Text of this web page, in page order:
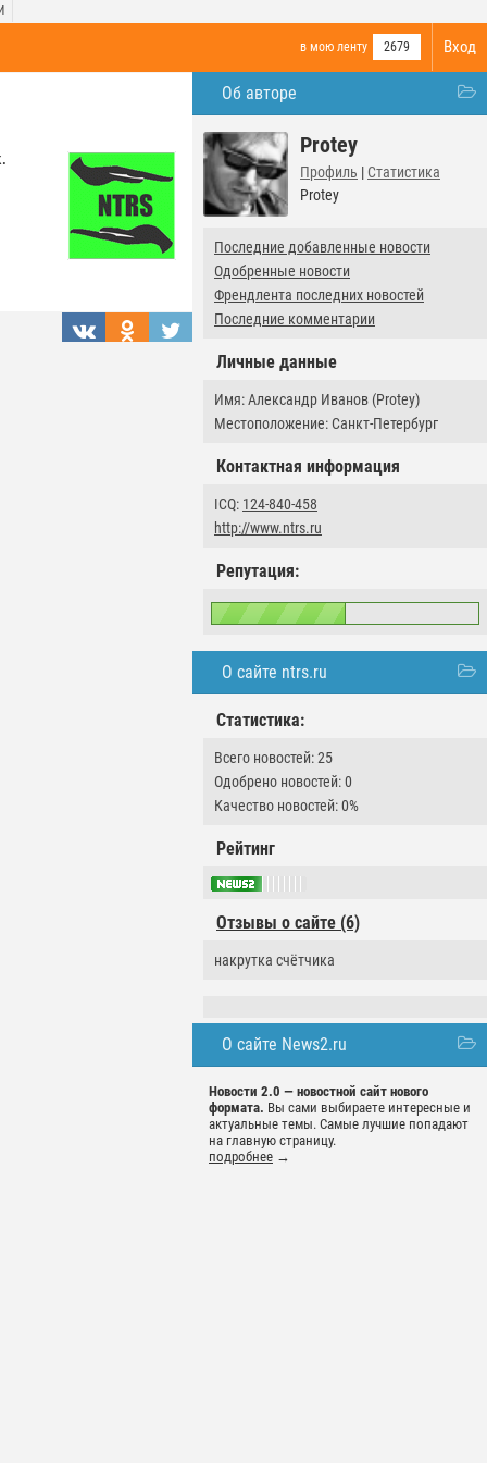
Вход
в мою ленту 2679
Об авторе
Protey
Профиль | Статистика
Protey
Последние добавленные новости
Одобренные новости
Френдлента последних новостей
Последние комментарии
Личные данные
Имя: Александр Иванов (Protey)
Местоположение: Санкт-Петербург
Контактная информация
ICQ: 124-840-458
http://www.ntrs.ru
Репутация:
О сайте ntrs.ru
Статистика:
Всего новостей: 25
Одобрено новостей: 0
Качество новостей: 0%
Рейтинг
Отзывы о сайте (6)
накрутка счётчика
О сайте News2.ru
Новости 2.0 — новостной сайт нового
формата. Вы сами выбираете интересные и
актуальные темы. Самые лучшие попадают
на главную страницу.
подробнее →